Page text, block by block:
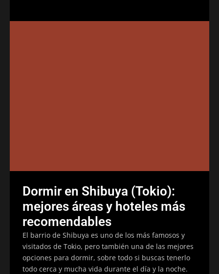
Dormir en Shibuya (Tokio):
mejores áreas y hoteles más
recomendables
El barrio de Shibuya es uno de los más famosos y
visitados de Tokio, pero también una de las mejores
opciones para dormir, sobre todo si buscas tenerlo
todo cerca y mucha vida durante el día y la noche.